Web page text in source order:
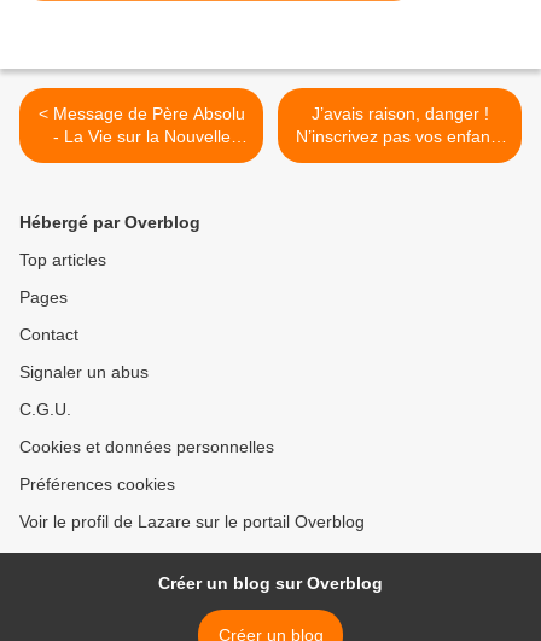
< Message de Père Absolu
- La Vie sur la Nouvelle
Terre : Harmonie dans
J’avais raison, danger !
N’inscrivez pas vos enfants
au stage Service National
Hébergé par Overblog
Top articles
Pages
Contact
Signaler un abus
C.G.U.
Cookies et données personnelles
Préférences cookies
Voir le profil de Lazare sur le portail Overblog
Créer un blog sur Overblog
Créer un blog